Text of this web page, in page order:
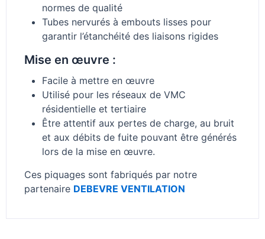
normes de qualité
Tubes nervurés à embouts lisses pour
garantir l’étanchéité des liaisons rigides
Mise en œuvre :
Facile à mettre en œuvre
Utilisé pour les réseaux de VMC
résidentielle et tertiaire
Être attentif aux pertes de charge, au bruit
et aux débits de fuite pouvant être générés
lors de la mise en œuvre.
Ces piquages sont fabriqués par notre
partenaire DEBEVRE VENTILATION